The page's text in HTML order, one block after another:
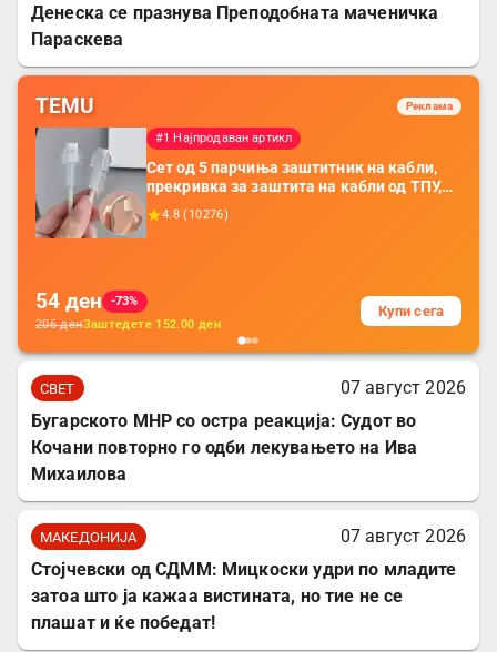
Денеска се празнува Преподобната маченичка
Параскева
TEMU Реклама
#1 Најпродаван артикл
Сет од 5 парчиња заштитник на кабли,
прекривка за заштита на кабли од ТПУ,
додатоци за заштита на кабли, без
батерија, за мобилни телефони, комплет
4.8 ( 10276)
54 ден
-73%
206денЗаштедете 152.00 ден
Купи сега
СВЕТ
07 август 2026
Бугарското МНР со остра реакција: Судот во
Кочани повторно го одби лекувањето на Ива
Михаилова
МАКЕДОНИЈА
07 август 2026
Стојчевски од СДММ: Мицкоски удри по младите
затоа што ја кажаа вистината, но тие не се
плашат и ќе победат!